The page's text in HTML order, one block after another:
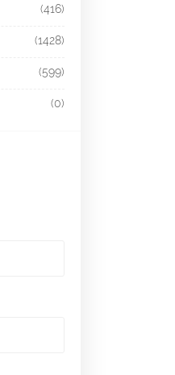
(416)
(1428)
(599)
(0)